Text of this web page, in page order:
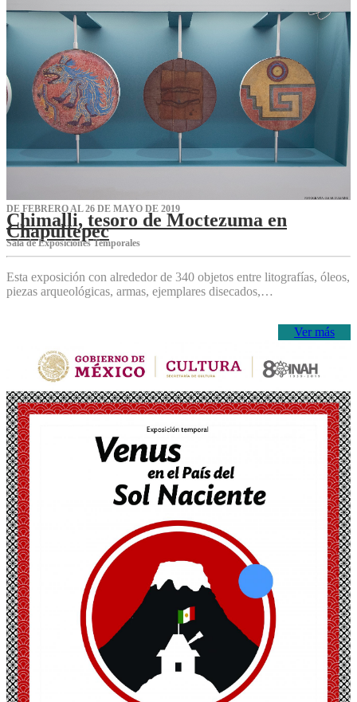
DE FEBRERO AL 26 DE MAYO DE 2019
Chimalli, tesoro de Moctezuma en
Chapultepec
Sala de Exposiciones Temporales
Esta exposición con alrededor de 340 objetos entre litografías, óleos,
piezas arqueológicas, armas, ejemplares disecados,…
Ver más